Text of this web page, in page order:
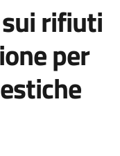
rifiuti
per